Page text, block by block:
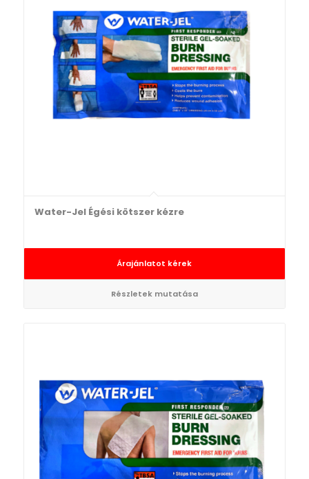
Water-Jel Égési kötszer kézre
Árajánlatot kérek
Részletek mutatása